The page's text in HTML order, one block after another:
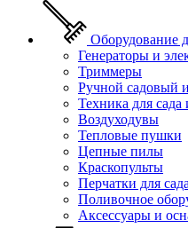
Оборудование
Генераторы и
Триммеры
Ручной садовый
Техника для сада
Воздуходувы
Тепловые пушки
Цепные пилы
Краскопульты
Перчатки для сада
Поливочное
Аксессуары и